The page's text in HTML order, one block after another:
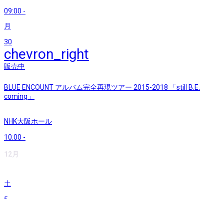
09:00 -
月
30
chevron_right
販売中
BLUE ENCOUNT アルバム完全再現ツアー 2015-2018 「still B.E.
coming」
NHK大阪ホール
10:00 -
12月
土